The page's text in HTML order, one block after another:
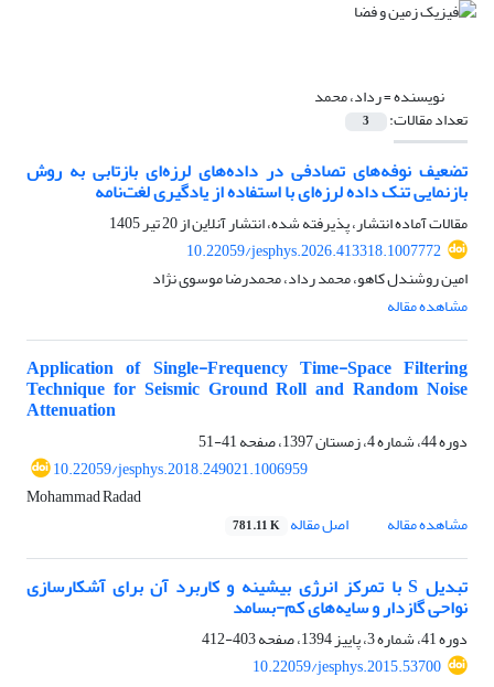
نویسنده =رداد، محمد
تعداد مقالات: 3
تضعیف نوفه‌های تصادفی در داده‌های لرزه‌ای بازتابی به روش
بازنمایی تنک داده لرزه‌ای با استفاده از یادگیری لغت‌نامه
مقالات آماده انتشار، پذیرفته شده، انتشار آنلاین از20 تیر 1405
10.22059/jesphys.2026.413318.1007772
امین روشندل کاهو، محمد رداد، محمدرضا موسوی نژاد
مشاهده مقاله
Application of Single-Frequency Time-Space Filtering
Technique for Seismic Ground Roll and Random Noise
Attenuation
دوره 44، شماره 4، زمستان 1397، صفحه
41-51
10.22059/jesphys.2018.249021.1006959
Mohammad Radad
مشاهده مقاله
اصل مقاله 781.11 K
تبدیل S با تمرکز انرژی بیشینه و کاربرد آن برای آشکارسازی
نواحی گازدار و سایه‌های کم-بسامد
دوره 41، شماره 3، پاییز 1394، صفحه
403-412
10.22059/jesphys.2015.53700